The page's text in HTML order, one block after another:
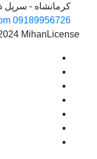
کرمانشاه - سرپل
09189956726
2024 MihanLicense